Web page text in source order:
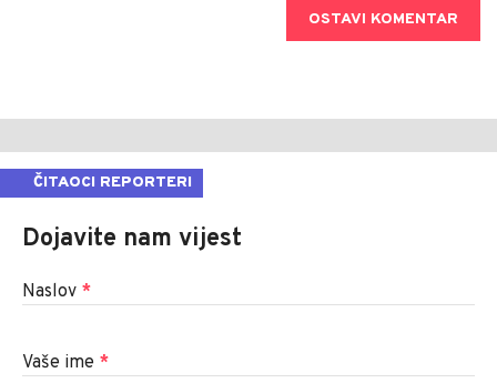
OSTAVI KOMENTAR
ČITAOCI REPORTERI
Dojavite nam vijest
Naslov *
Vaše ime *